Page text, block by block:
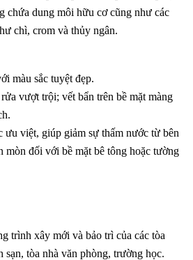
chứa dung môi hữu cơ cũng như các
chì, crom và thủy ngân.
màu sắc tuyệt đẹp.
vượt trội; vết bẩn trên bề mặt màng
ưu việt, giúp giảm sự thấm nước từ bên
mòn đối với bề mặt bê tông hoặc tường
trình xây mới và bảo trì của các tòa
sạn, tòa nhà văn phòng, trường học.